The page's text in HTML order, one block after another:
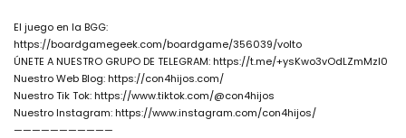
El juego en la BGG:
https://boardgamegeek.com/boardgame/356039/volto
ÚNETE A NUESTRO GRUPO DE TELEGRAM: https://t.me/+ysKwo3vOdLZmMzI0
Nuestro Web Blog: https://con4hijos.com/
Nuestro Tik Tok: https://www.tiktok.com/@con4hijos
Nuestro Instagram: https://www.instagram.com/con4hijos/
———————————